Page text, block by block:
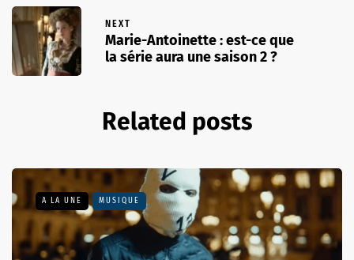
NEXT
Marie-Antoinette : est-ce que
la série aura une saison 2 ?
Related posts
A LA UNE MUSIQUE